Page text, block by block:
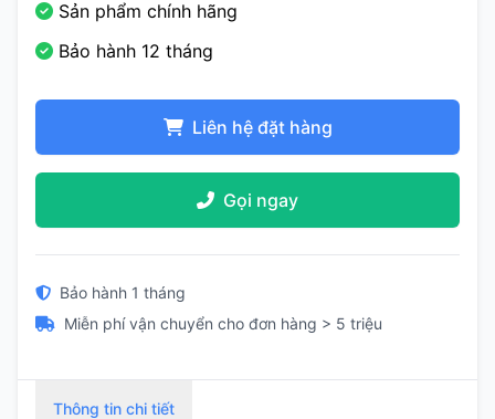
Sản phẩm chính hãng
Bảo hành 12 tháng
Liên hệ đặt hàng
Gọi ngay
Bảo hành 1 tháng
Miễn phí vận chuyển cho đơn hàng > 5 triệu
Thông tin chi tiết